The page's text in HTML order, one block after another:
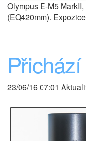
Olympus E-M5
(EQ420mm).
23/06/16 07:01